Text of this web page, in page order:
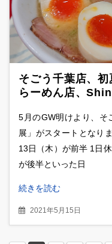
そごう千葉店、
らーめん店、
を食べてみた
5月のGW明けより、そ
展」がスタートとなり
13日（木）が前半 1日
が後半といった日
続きを読む
2021年5月15日